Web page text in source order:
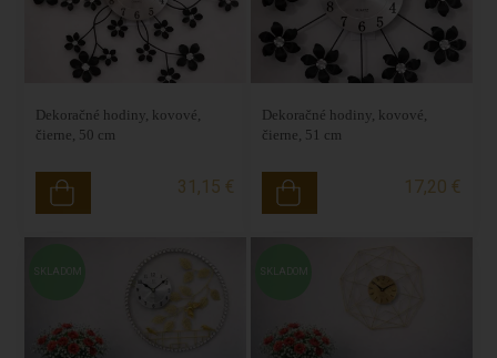
Dekoračné hodiny, kovové,
čierne, 50 cm
31,15 €
Dekoračné hodiny, kovové,
čierne, 51 cm
17,20 €
SKLADOM SKLADOM